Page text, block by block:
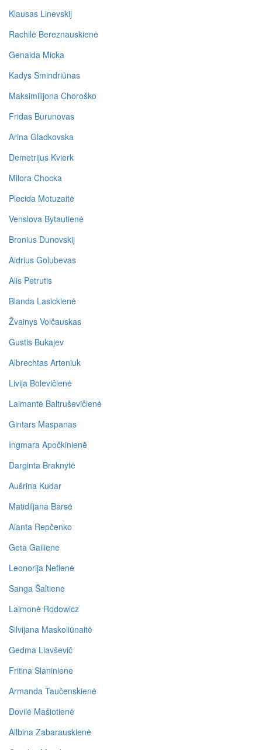
Klausas Linevskij
Rachilė Bereznauskienė
Genaida Micka
Kadys Smindriūnas
Maksimilijona Choroško
Fridas Burunovas
Arina Gladkovska
Demetrijus Kvierk
Milora Chocka
Plecida Motuzaitė
Venslova Bytautienė
Bronius Dunovskij
Aidrius Golubevas
Alis Petrutis
Blanda Lasickienė
Žvainys Volčauskas
Gustis Bukajev
Albrechtas Arteniuk
Livija Bolevičienė
Laimantė Baltruševičienė
Gintars Maspanas
Ingmara Apočkinienė
Darginta Braknytė
Aušrina Kudar
Matidiljana Barsė
Alanta Repčenko
Geta Gailiene
Leonorija Nefienė
Sanga Šaltienė
Laimonė Rodowicz
Silvijana Maskoliūnaitė
Gedma Liavševič
Fritina Slaniniene
Armanda Taučenskienė
Dovilė Mašiotienė
Allbina Zabarauskienė